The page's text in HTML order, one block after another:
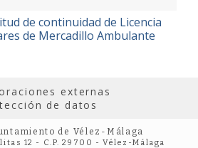
de continuidad de Licencia
de Mercadillo Ambulante
externas
de datos
de Vélez-Málaga
12 - C.P. 29700 - Vélez-Málaga